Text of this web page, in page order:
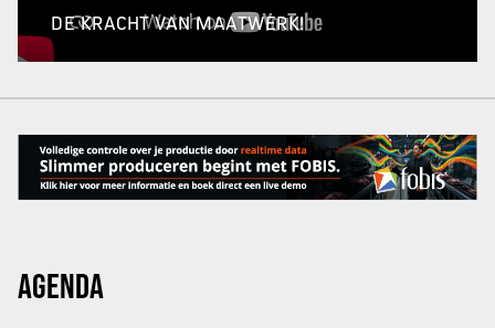
DE KRACHT VAN MAATWERK!
AGENDA